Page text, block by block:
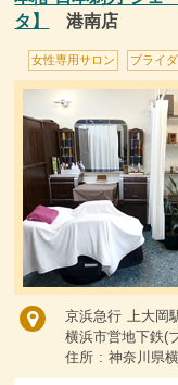
タ】
港南店
女性専用サロン ブライ
京浜急行 上大岡
横浜市営地下鉄(
住所 : 神奈川県